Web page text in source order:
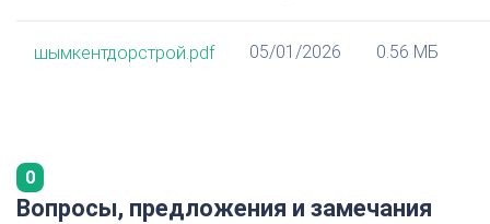
шымкентдорстрой.pdf 05/01/2026 0.56 МБ
0
Вопросы, предложения и замечания